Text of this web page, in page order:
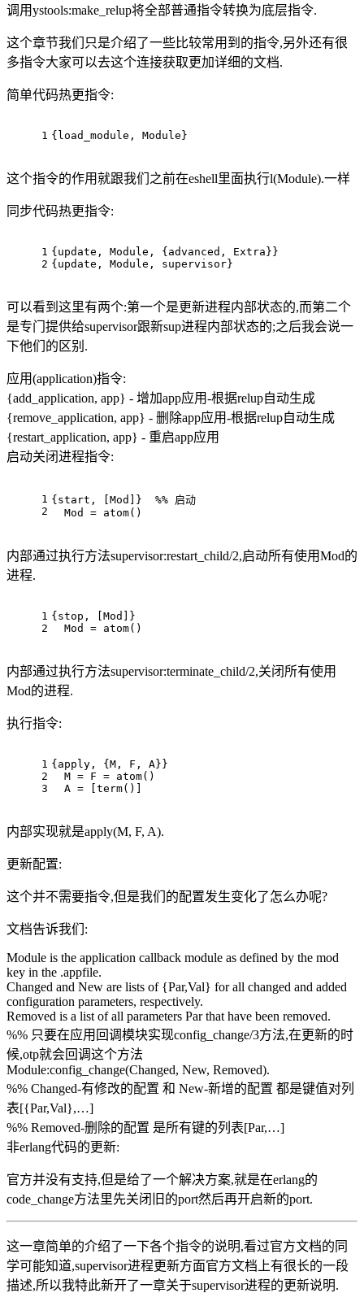
调用ystools:make_relup将全部普通指令转换为底层指令.
这个章节我们只是介绍了一些比较常用到的指令,另外还有很
多指令大家可以去这个连接获取更加详细的文档.
简单代码热更指令:
1 {load_module, Module}
这个指令的作用就跟我们之前在eshell里面执行l(Module).一样
同步代码热更指令:
1
2
{update, Module, {advanced, Extra}}
{update, Module, supervisor}
可以看到这里有两个:第一个是更新进程内部状态的,而第二个
是专门提供给supervisor跟新sup进程内部状态的;之后我会说一
下他们的区别.
应用(application)指令:
{add_application, app} - 增加app应用-根据relup自动生成
{remove_application, app} - 删除app应用-根据relup自动生成
{restart_application, app} - 重启app应用
启动关闭进程指令:
1
2
{start, [Mod]}  %% 启动
  Mod = atom()
内部通过执行方法supervisor:restart_child/2,启动所有使用Mod的
进程.
1
2
{stop, [Mod]}
  Mod = atom()
内部通过执行方法supervisor:terminate_child/2,关闭所有使用
Mod的进程.
执行指令:
1
2
3
{apply, {M, F, A}}
  M = F = atom()
  A = [term()]
内部实现就是apply(M, F, A).
更新配置:
这个并不需要指令,但是我们的配置发生变化了怎么办呢?
文档告诉我们:
Module is the application callback module as defined by the mod
key in the .appfile.
Changed and New are lists of {Par,Val} for all changed and added
configuration parameters, respectively.
Removed is a list of all parameters Par that have been removed.
%% 只要在应用回调模块实现config_change/3方法,在更新的时
候,otp就会回调这个方法
Module:config_change(Changed, New, Removed).
%% Changed-有修改的配置 和 New-新增的配置 都是键值对列
表[{Par,Val},…]
%% Removed-删除的配置 是所有键的列表[Par,…]
非erlang代码的更新:
官方并没有支持,但是给了一个解决方案,就是在erlang的
code_change方法里先关闭旧的port然后再开启新的port.
这一章简单的介绍了一下各个指令的说明,看过官方文档的同
学可能知道,supervisor进程更新方面官方文档上有很长的一段
描述,所以我特此新开了一章关于supervisor进程的更新说明.